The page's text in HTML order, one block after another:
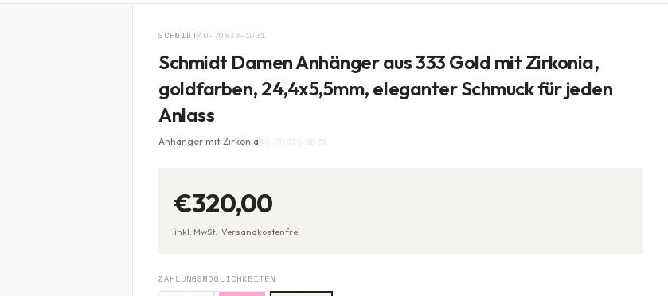
SCHMIDT40-70833-1031
Schmidt Damen Anhänger aus 333 Gold mit Zirkonia,
goldfarben, 24,4x5,5mm, eleganter Schmuck für jeden
Anlass
Anhänger mit Zirkonia40-70833-1031
€320,00
inkl. MwSt. ·Versandkostenfrei
ZAHLUNGSMÖGLICHKEITEN